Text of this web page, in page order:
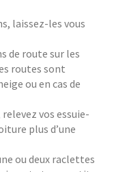
laissez-les vous
de route sur les
routes sont
ou en cas de
vos essuie-
plus d’une
ou deux raclettes